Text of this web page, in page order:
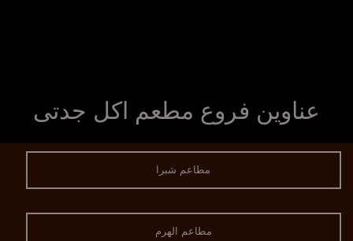
عناوين فروع مطعم اكل جدتى
مطاعم شبرا
مطاعم الهرم